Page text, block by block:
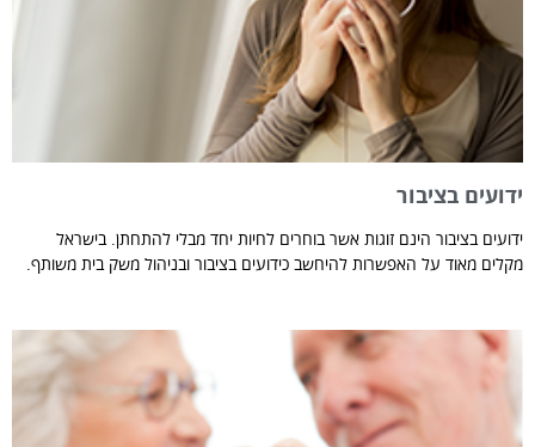
ידועים בציבור
ידועים בציבור הינם זוגות אשר בוחרים לחיות יחד מבלי להתחתן. בישראל
מקלים מאוד על האפשרות להיחשב כידועים בציבור ובניהול משק בית משותף.